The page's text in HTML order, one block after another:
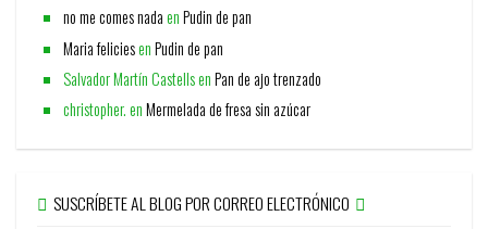
no me comes nadaenPudin de pan
Maria feliciesenPudin de pan
Salvador Martín CastellsenPan de ajo trenzado
christopher.enMermelada de fresa sin azúcar
SUSCRÍBETE AL BLOG POR CORREO ELECTRÓNICO